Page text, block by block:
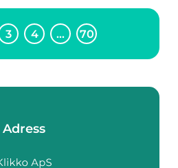
3 4 … 70
Adress